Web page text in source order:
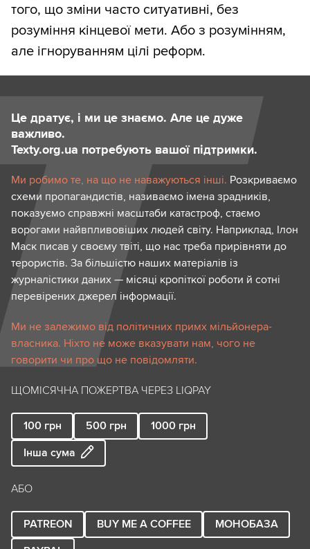
того, що зміни часто ситуативні, без
розуміння кінцевої мети. Або з розумінням,
але ігноруванням цілі реформ.
Це дратує, і ми це знаємо. Але це дуже
важливо.
Texty.org.ua потребують вашої підтримки.
Ми робимо те, на що не наважуються інші. Розкриваємо
схеми пропагандистів, називаємо імена зрадників,
показуємо справжні масштаби катастроф, стаємо
ворогами найвпливовіших людей світу. Наприклад, Ілон
Маск писав у своєму твіті, що нас треба прирівняти до
терористів. За більшістю наших матеріалів із
журналістики даних — місяці кропіткої роботи й сотні
перевірених джерел інформації.
Ми не залежимо від політичних примх мільйонера-
власника. Ніхто не може вказувати нам, чого не
говорити чи про що не повідомляти.
ЩОМІСЯЧНА ПОЖЕРТВА ЧЕРЕЗ LIQPAY
100 грн 500 грн 1000 грн
Інша сума
АБО
PATREON BUY ME A COFFEE
МОНОБАЗА